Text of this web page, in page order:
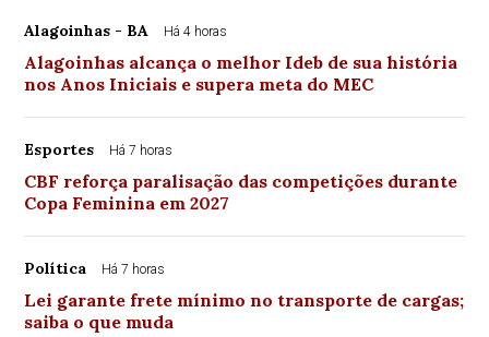
Alagoinhas - BA Há 4 horas
Alagoinhas alcança o melhor Ideb de sua história
nos Anos Iniciais e supera meta do MEC
Esportes Há 7 horas
CBF reforça paralisação das competições durante
Copa Feminina em 2027
Política Há 7 horas
Lei garante frete mínimo no transporte de cargas;
saiba o que muda